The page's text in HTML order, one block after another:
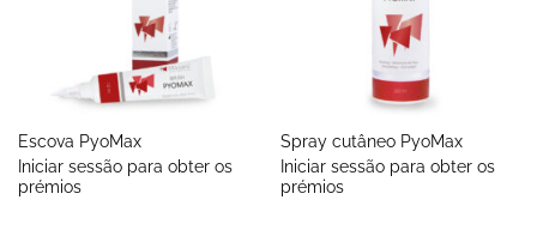
Escova PyoMax
Iniciar sessão para obter os
prémios
Spray cutâneo PyoMax
Iniciar sessão para obter os
prémios